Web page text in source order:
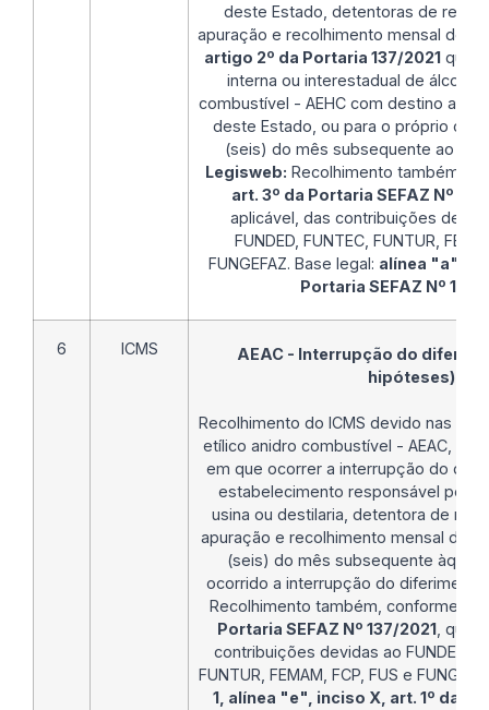
deste Estado, detentoras de
apuração e recolhimento mensal do
artigo 2º da Portaria 137/2021que
interna ou interestadual de álcool
combustível - AEHC com destino a
deste Estado, ou para o próprio
(seis) do mês subsequente ao da
Legisweb: Recolhimento também,
art. 3º da Portaria SEFAZ Nº
aplicável, das contribuições
FUNDED, FUNTEC, FUNTUR,
FUNGEFAZ. Base legal: alínea "a",
Portaria SEFAZ Nº 137/
6 ICMS
AEAC - Interrupção do
hipóteses)
Recolhimento do ICMS devido nas
etílico anidro combustível - AEAC,
em que ocorrer a interrupção do
estabelecimento responsável pelo
usina ou destilaria, detentora de
apuração e recolhimento mensal do
(seis) do mês subsequente
ocorrido a interrupção do
Recolhimento também, conforme
Portaria SEFAZ Nº 137/2021,
contribuições devidas ao FUNDES,
FUNTUR, FEMAM, FCP, FUS e
1, alínea "e", inciso X, art. 1º da